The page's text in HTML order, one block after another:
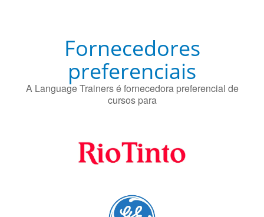
Fornecedores
preferenciais
A Language Trainers é fornecedora preferencial de
cursos para